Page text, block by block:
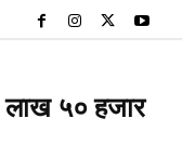
लाख ५० हजार